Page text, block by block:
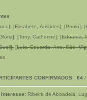
[Elisabete, Aristides], [Paula],
[Tony, Catherine], [Eduarda,
[Luís, Eduarda, Ana, São,
CONFIRMADOS: 64 /
Interesse: Ribeira de Aboadela,